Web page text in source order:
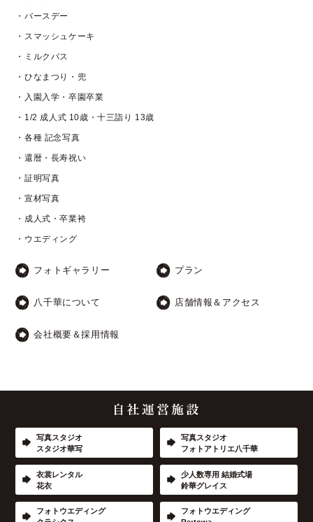
・バースデー
・スマッシュケーキ
・ミルクバス
・ひなまつり・兜
・入園入学・卒園卒業
・1/2 成人式 10歳・十三詣り 13歳
・各種 記念写真
・還暦・長寿祝い
・証明写真
・宣材写真
・成人式・卒業袴
・ウエディング
フォトギャラリー プラン
八千華について 店舗情報＆アクセス
会社概要＆採用情報
写真スタジオ
スタジオ華写
写真スタジオ
フォトアトリエ八千華
衣裳レンタル
花衣
少人数専用 結婚式場
鈴華グレイス
フォトウエディング
フォトウエディング